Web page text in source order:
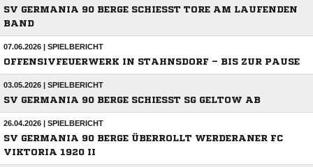
SV GERMANIA 90 BERGE SCHIESST TORE AM LAUFENDEN B
AND
07.06.2026 | SPIELBERICHT
OFFENSIVFEUERWERK IN STAHNSDORF – BIS ZUR PAUSE
03.05.2026 | SPIELBERICHT
SV GERMANIA 90 BERGE SCHIESST SG GELTOW AB
26.04.2026 | SPIELBERICHT
SV GERMANIA 90 BERGE ÜBERROLLT WERDERANER FC
VIKTORIA 1920 II